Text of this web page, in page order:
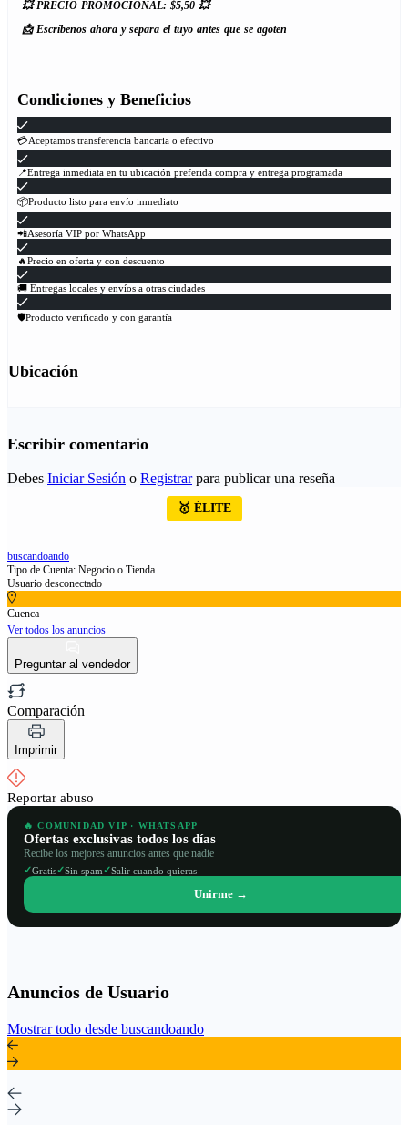
💥 PRECIO PROMOCIONAL: $5,50 💥
📩 Escríbenos ahora y separa el tuyo antes que se agoten
Condiciones y Beneficios
💳Aceptamos transferencia bancaria o efectivo
📍Entrega inmediata en tu ubicación preferida compra y entrega programada
📦Producto listo para envío inmediato
📲Asesoría VIP por WhatsApp
🔥Precio en oferta y con descuento
🚚 Entregas locales y envíos a otras ciudades
🛡Producto verificado y con garantía
Ubicación
Escribir comentario
Debes Iniciar Sesión o Registrarpara publicar una reseña
🥇 ÉLITE
buscandoando
Tipo de Cuenta: Negocio o Tienda
Usuario desconectado
Cuenca
Ver todos los anuncios
Preguntar al vendedor
Comparación
Imprimir
Reportar abuso
🔥 COMUNIDAD VIP · WHATSAPP
Ofertas exclusivas todos los días
Recibe los mejores anuncios antes que nadie
✓Gratis✓Sin spam✓Salir cuando quieras
Unirme →
Anuncios de Usuario
Mostrar todo desde buscandoando